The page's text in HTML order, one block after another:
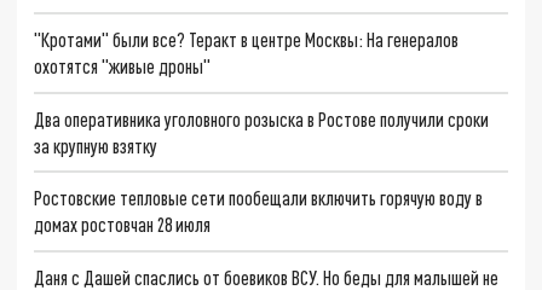
"Кротами" были все? Теракт в центре Москвы: На генералов
охотятся "живые дроны"
Два оперативника уголовного розыска в Ростове получили сроки
за крупную взятку
Ростовские тепловые сети пообещали включить горячую воду в
домах ростовчан 28 июля
Даня с Дашей спаслись от боевиков ВСУ. Но беды для малышей не